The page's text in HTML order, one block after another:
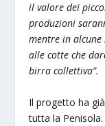
il valore dei
produzioni
mentre in alcune
alle cotte che
birra collettiva”.
Il progetto ha
tutta la